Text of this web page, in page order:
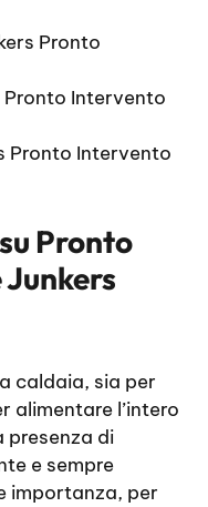
Pronto
Pronto Intervento
Pronto Intervento
Pronto
caldaia, sia per
alimentare l’intero
presenza di
e sempre
importanza, per